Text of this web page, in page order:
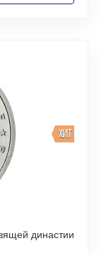
ХИТ
династии